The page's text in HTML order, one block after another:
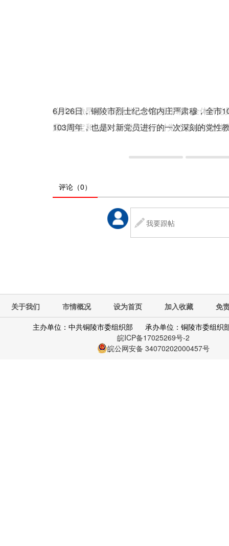
6月26日，铜陵市烈士纪念馆内庄严肃穆，全市
103周年，也是对新党员进行的一次深刻的党性
评论 （0）
关于我们 市情概况 设为首页 加入收藏
免
主办单位：中共铜陵市委组织部
承办单位：铜陵市委组织
皖ICP备17025269号-2
皖公网安备 34070202000457号